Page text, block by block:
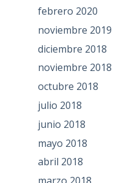
febrero 2020
noviembre 2019
diciembre 2018
noviembre 2018
octubre 2018
julio 2018
junio 2018
mayo 2018
abril 2018